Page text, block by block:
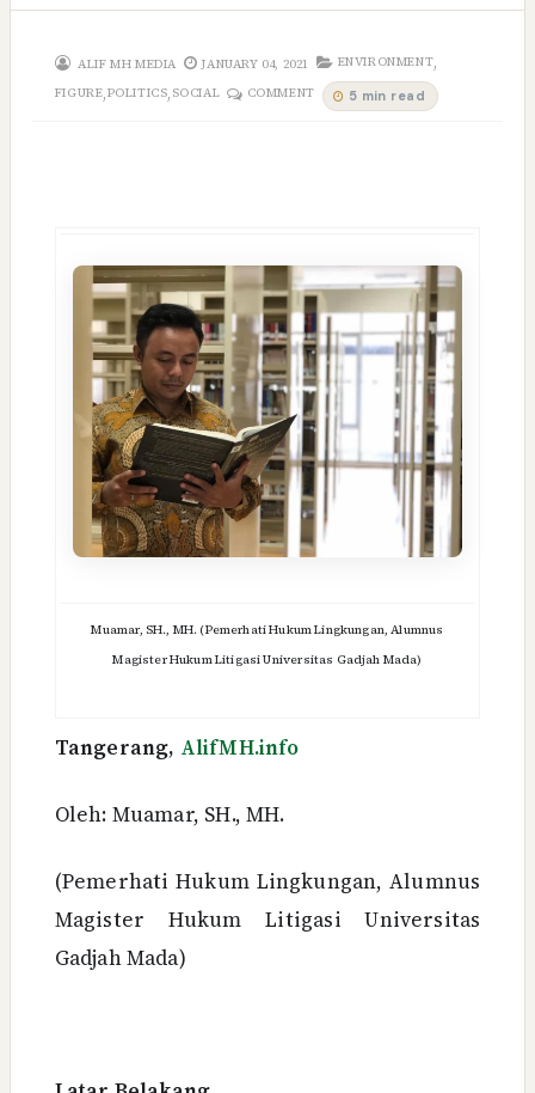
ALIF MH MEDIA JANUARY 04, 2021 ENVIRONMENT,
FIGURE,POLITICS, SOCIAL COMMENT 5 min read
Muamar, SH., MH. (Pemerhati Hukum Lingkungan, Alumnus
Magister Hukum Litigasi Universitas Gadjah Mada)
Tangerang, AlifMH.info
Oleh: Muamar, SH., MH.
(Pemerhati Hukum Lingkungan, Alumnus
Magister Hukum Litigasi Universitas
Gadjah Mada)